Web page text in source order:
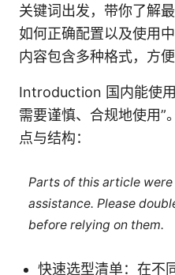
关键词出发，带你了解
如何正确配置以及使用
内容包含多种格式，方
Introduction 国内能使
需要谨慎、合规地使用”
点与结构：
Parts of this article
assistance. Please
before relying on them.
快速选型清单：在不